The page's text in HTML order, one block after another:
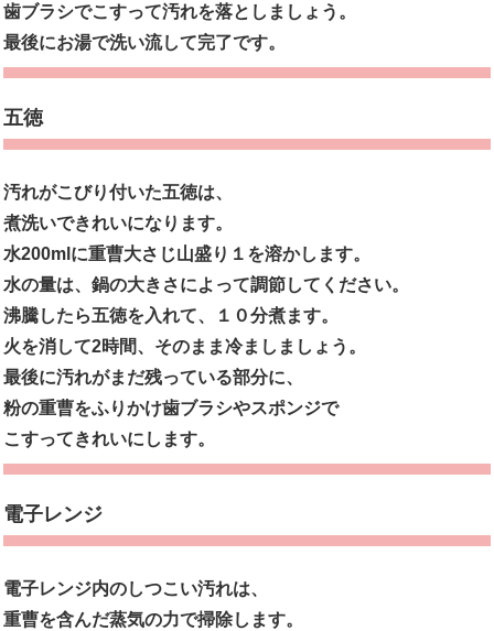
歯ブラシでこすって汚れを落としましょう。
最後にお湯で洗い流して完了です。
五徳
汚れがこびり付いた五徳は、
煮洗いできれいになります。
水200mlに重曹大さじ山盛り１を溶かします。
水の量は、鍋の大きさによって調節してください。
沸騰したら五徳を入れて、１０分煮ます。
火を消して2時間、そのまま冷ましましょう。
最後に汚れがまだ残っている部分に、
粉の重曹をふりかけ歯ブラシやスポンジで
こすってきれいにします。
電子レンジ
電子レンジ内のしつこい汚れは、
重曹を含んだ蒸気の力で掃除します。